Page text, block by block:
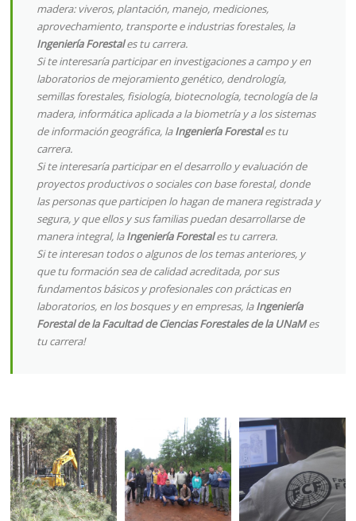
madera: viveros, plantación, manejo, mediciones,
aprovechamiento, transporte e industrias forestales, la
Ingeniería Forestales tu carrera.
Si te interesaría participar en investigaciones a campo y en
laboratorios de mejoramiento genético, dendrología,
semillas forestales, fisiología, biotecnología, tecnología de la
madera, informática aplicada a la biometría y a los sistemas
de información geográfica, laIngeniería Forestales tu
carrera.
Si te interesaría participar en el desarrollo y evaluación de
proyectos productivos o sociales con base forestal, donde
las personas que participen lo hagan de manera registrada y
segura, y que ellos y sus familias puedan desarrollarse de
manera integral, laIngeniería Forestales tu carrera.
Si te interesan todos o algunos de los temas anteriores, y
que tu formación sea de calidad acreditada, por sus
fundamentos básicos y profesionales con prácticas en
laboratorios, en los bosques y en empresas, laIngeniería
Forestal de la Facultad de Ciencias Forestales de la UNaMes
tu carrera!